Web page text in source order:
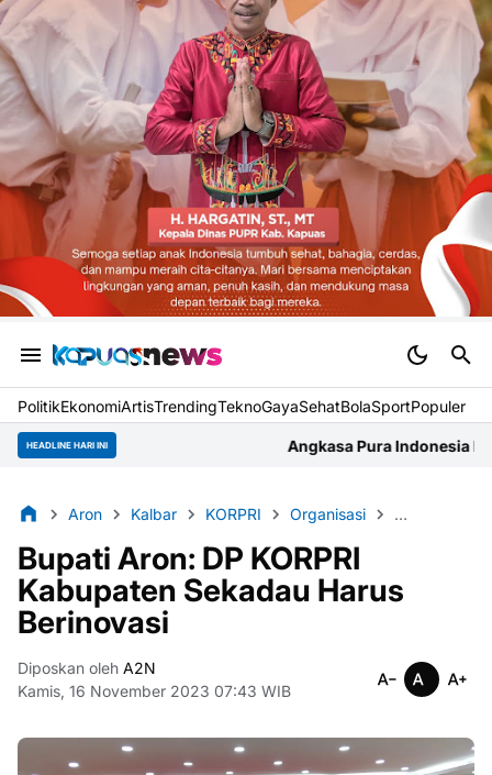
PolitikEkonomiArtisTrendingTeknoGayaSehatBolaSportPopuler
HEADLINE HARI INI Angkasa Pura Indonesia Bandara Supadio Gelar
Aron Kalbar KORPRI Organisasi Pemkab
Bupati Aron: DP KORPRI
Kabupaten Sekadau Harus
Berinovasi
Diposkan oleh A2N
Kamis, 16 November 2023 07:43 WIB